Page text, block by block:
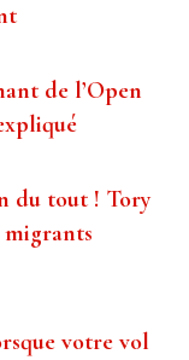
de l’Open
du tout ! Tory
migrants
votre vol